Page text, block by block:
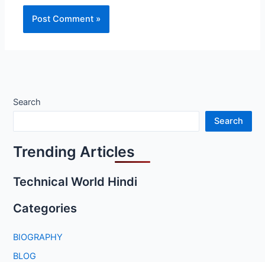
Search
Search
Trending Articles
Technical World Hindi
Categories
BIOGRAPHY
BLOG